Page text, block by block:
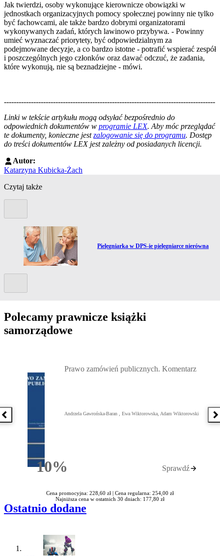
Jak twierdzi, osoby wykonujące kierownicze obowiązki w
jednostkach organizacyjnych pomocy społecznej powinny nie tylko
być fachowcami, ale także bardzo dobrymi organizatorami
wykonywanych zadań, których lawinowo przybywa. - Powinny
umieć wyznaczać priorytety, być odpowiedzialnym za
podejmowane decyzje, a co bardzo istotne - potrafić wspierać zespół
i poszczególnych jego członków oraz dawać odczuć, że zadania,
które wykonują, nie są beznadziejne - mówi.
--------------------------------------------------------------------------------------
Linki w tekście artykułu mogą odsyłać bezpośrednio do
odpowiednich dokumentów w programie LEX. Aby móc przeglądać
te dokumenty, konieczne jestzalogowanie się do programu. Dostęp
do treści dokumentów LEX jest zależny od posiadanych licencji.
Autor:
Katarzyna Kubicka-Żach
Czytaj także
Przejdź do artykułu:
Pielęgniarka w DPS-ie pielęgniarce nierówna
Polecamy prawnicze książki
samorządowe
Poprzednia książka
10%Rabatu
Prawo zamówień publicznych. Komentarz
Andrzela Gawrońska-Baran , Ewa Wiktorowska, Adam Wiktorowski
Sprawdź
Cena promocyjna: 228,60 zł | Cena regularna: 254,00 zł
Najniższa cena w ostatnich 30 dniach: 177,80 zł
Ostatnio dodane